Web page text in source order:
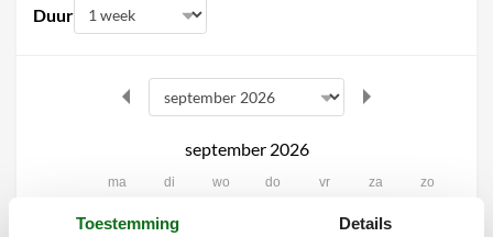
Duur
september 2026
ma di wo do vr za zo
1 5
Toestemming Details